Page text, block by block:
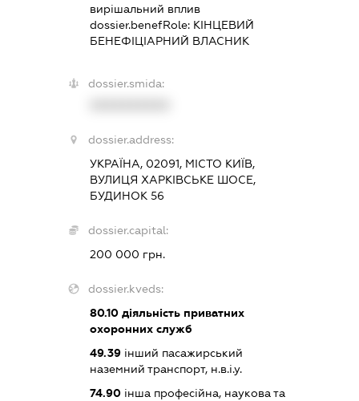
вирішальний вплив
dossier.benefRole: КІНЦЕВИЙ
БЕНЕФІЦІАРНИЙ ВЛАСНИК
dossier.smida:
dossier.address:
УКРАЇНА, 02091, МІСТО КИЇВ,
ВУЛИЦЯ ХАРКІВСЬКЕ ШОСЕ,
БУДИНОК 56
dossier.capital:
200 000 грн.
dossier.kveds:
80.10діяльність приватних
охоронних служб
49.39інший пасажирський
наземний транспорт, н.в.і.у.
74.90інша професійна, наукова та